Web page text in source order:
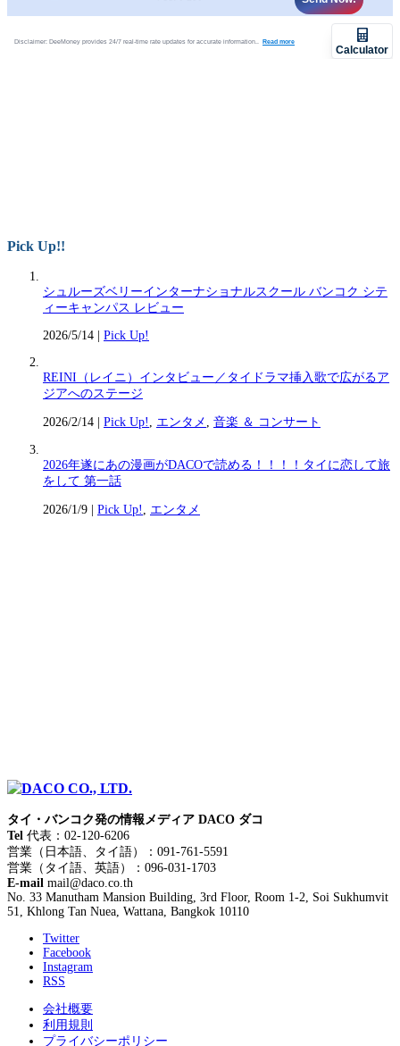
Pick Up!!
シュルーズベリーインターナショナルスクール バンコク シテ
ィーキャンパス レビュー
2026/5/14 Pick Up!
REINI（レイニ）インタビュー／タイドラマ挿入歌で広がるア
ジアへのステージ
2026/2/14 Pick Up! , エンタメ , 音楽 ＆ コンサート
2026年遂にあの漫画がDACOで読める！！！！タイに恋して旅
をして 第一話
2026/1/9 Pick Up! , エンタメ
タイ・バンコク発の情報メディア DACO ダコ
Tel 代表：02-120-6206
営業（日本語、タイ語）：091-761-5591
営業（タイ語、英語）：096-031-1703
E-mail mail@daco.co.th
No. 33 Manutham Mansion Building, 3rd Floor, Room 1-2, Soi Sukhumvit
51, Khlong Tan Nuea, Wattana, Bangkok 10110
Twitter
Facebook
Instagram
RSS
会社概要
利用規則
プライバシーポリシー